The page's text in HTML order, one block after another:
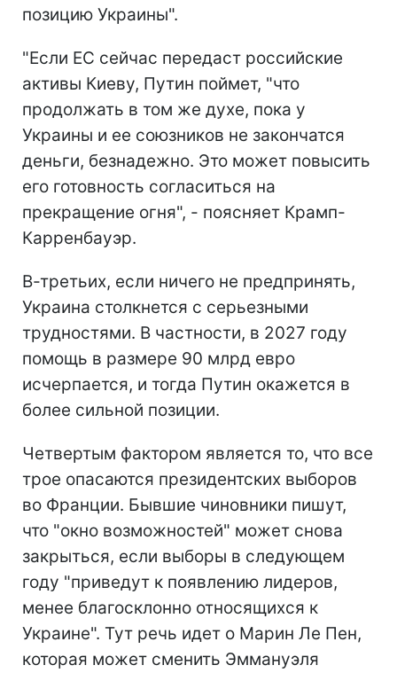
позицию Украины".
"Если ЕС сейчас передаст российские
активы Киеву, Путин поймет, "что
продолжать в том же духе, пока у
Украины и ее союзников не закончатся
деньги, безнадежно. Это может повысить
его готовность согласиться на
прекращение огня", - поясняет Крамп-
Карренбауэр.
В-третьих, если ничего не предпринять,
Украина столкнется с серьезными
трудностями. В частности, в 2027 году
помощь в размере 90 млрд евро
исчерпается, и тогда Путин окажется в
более сильной позиции.
Четвертым фактором является то, что все
трое опасаются президентских выборов
во Франции. Бывшие чиновники пишут,
что "окно возможностей" может снова
закрыться, если выборы в следующем
году "приведут к появлению лидеров,
менее благосклонно относящихся к
Украине". Тут речь идет о Марин Ле Пен,
которая может сменить Эммануэля